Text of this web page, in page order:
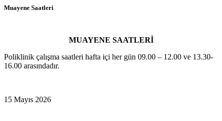
Muayene Saatleri
MUAYENE SAATLERİ
Poliklinik çalışma saatleri hafta içi her gün 09.00 – 12.00 ve 13.30-
16.00 arasındadır.
15 Mayıs 2026